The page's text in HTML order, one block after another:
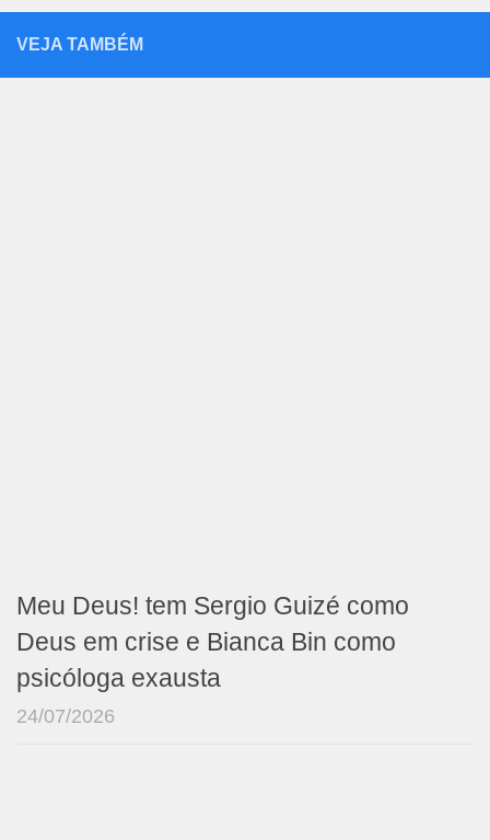
VEJA TAMBÉM
Meu Deus! tem Sergio Guizé como
Deus em crise e Bianca Bin como
psicóloga exausta
24/07/2026